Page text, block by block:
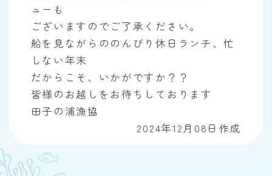
ューも
ございますのでご了承ください。
船を見ながらののんびり休日ランチ、忙
しない年末
だからこそ、いかがですか？？
皆様のお越しをお待ちしております
田子の浦漁協
2024年12月08日作成